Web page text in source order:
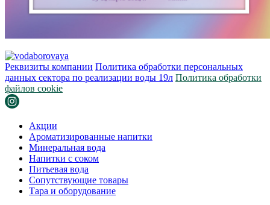
Реквизиты компании Политика обработки персональных
данных сектора по реализации воды 19л Политика обработки
файлов cookie
Акции
Ароматизированные напитки
Минеральная вода
Напитки с соком
Питьевая вода
Сопутствующие товары
Тара и оборудование